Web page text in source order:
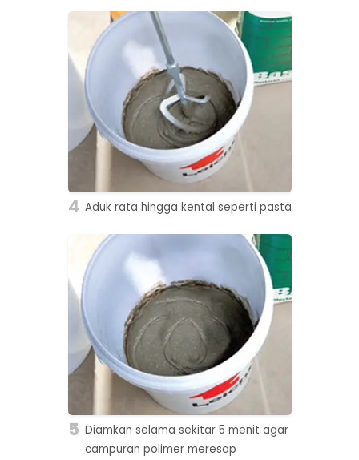
4 Aduk rata hingga kental seperti pasta
5 Diamkan selama sekitar 5 menit agar
campuran polimer meresap